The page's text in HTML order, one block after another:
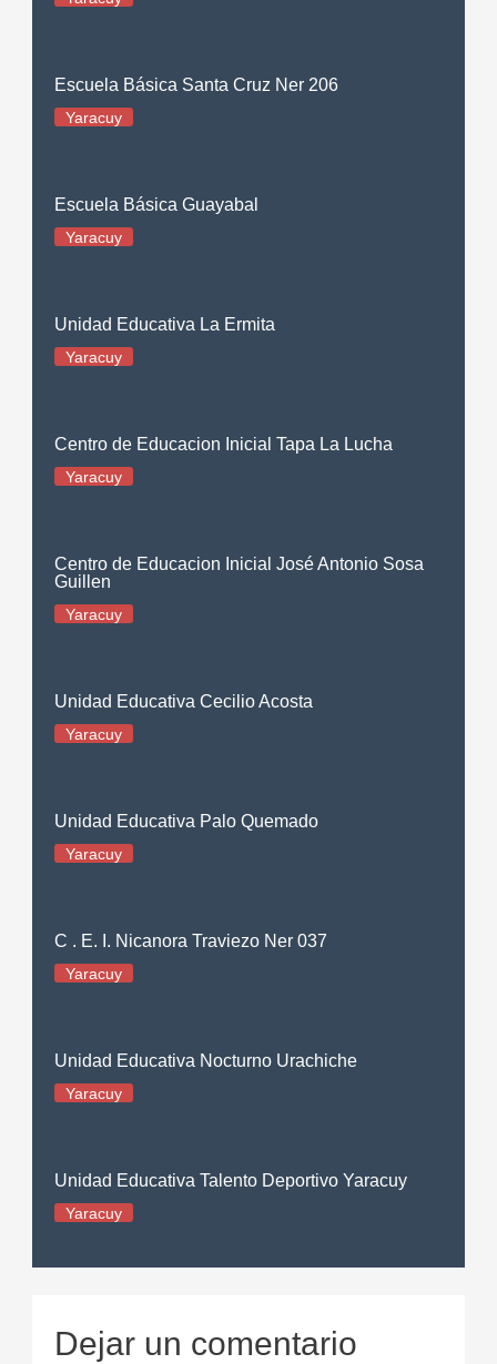
Escuela Básica Santa Cruz Ner 206
Yaracuy
Escuela Básica Guayabal
Yaracuy
Unidad Educativa La Ermita
Yaracuy
Centro de Educacion Inicial Tapa La Lucha
Yaracuy
Centro de Educacion Inicial José Antonio Sosa
Guillen
Yaracuy
Unidad Educativa Cecilio Acosta
Yaracuy
Unidad Educativa Palo Quemado
Yaracuy
C . E. I. Nicanora Traviezo Ner 037
Yaracuy
Unidad Educativa Nocturno Urachiche
Yaracuy
Unidad Educativa Talento Deportivo Yaracuy
Yaracuy
Dejar un comentario